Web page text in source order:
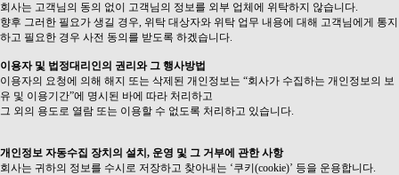
회사는 고객님의 동의 없이 고객님의 정보를 외부 업체에 위탁하지 않습니다.
향후 그러한 필요가 생길 경우, 위탁 대상자와 위탁 업무 내용에 대해 고객님에게 통지
하고 필요한 경우 사전 동의를 받도록 하겠습니다.
이용자 및 법정대리인의 권리와 그 행사방법
이용자의 요청에 의해 해지 또는 삭제된 개인정보는 “회사가 수집하는 개인정보의 보
유 및 이용기간”에 명시된 바에 따라 처리하고
그 외의 용도로 열람 또는 이용할 수 없도록 처리하고 있습니다.
개인정보 자동수집 장치의 설치, 운영 및 그 거부에 관한 사항
회사는 귀하의 정보를 수시로 저장하고 찾아내는 ‘쿠키(cookie)’ 등을 운용합니다.